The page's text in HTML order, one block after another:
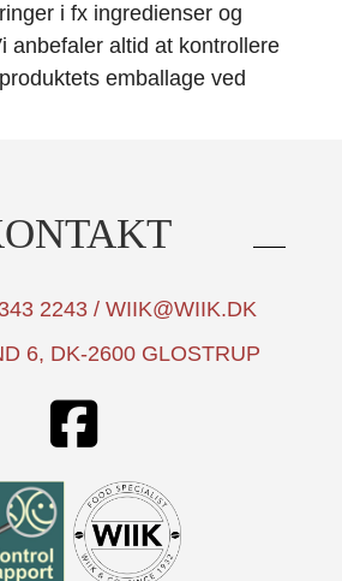
i fx ingredienser og
anbefaler altid at kontrollere
emballage ved
2243 / WIIK@WIIK.DK
6, DK-2600 GLOSTRUP